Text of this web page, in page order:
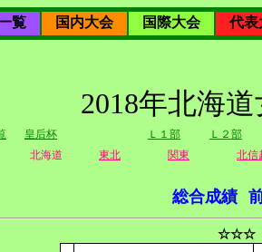
覧 国内大会 国際大会
代表
2018年北海
皇后杯 Ｌ１部
Ｌ２部
北海道 東北 関東 北信
総合成績
☆☆☆